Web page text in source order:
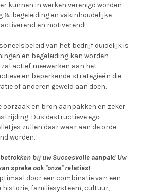
kunnen in werken verenigd worden
& begeleiding en vakinhoudelijke
en motiverend!
van het bedrijf duidelijk is
en begeleiding kan worden
zal actief meewerken aan het
en beperkende strategieën die
of anderen geweld aan doen.
oorzaak en bron aanpakken en zeker
Dus destructieve ego-
zullen daar waar aan de orde
worden.
bij uw Succesvolle aanpak! Uw
spreke ook ''onze'' relaties!
door een combinatie van een
familiesysteem, cultuur,